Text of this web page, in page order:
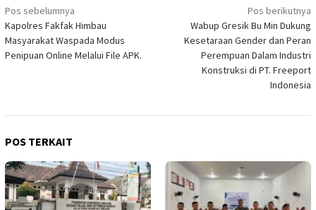
Navigasi
pos
Pos sebelumnya
Kapolres Fakfak Himbau
Masyarakat Waspada Modus
Penipuan Online Melalui File APK.
Pos berikutnya
Wabup Gresik Bu Min Dukung
Kesetaraan Gender dan Peran
Perempuan Dalam Industri
Konstruksi di PT. Freeport
Indonesia
POS TERKAIT